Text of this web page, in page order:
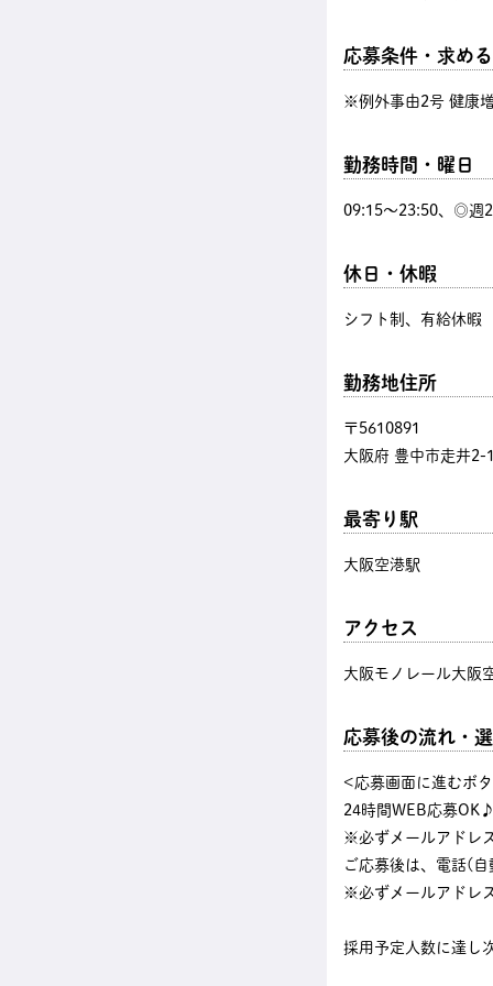
応募条件・求め
※例外事由2号 健康
勤務時間・曜日
09:15〜23:50、◎週
休日・休暇
シフト制、有給休暇
勤務地住所
〒5610891
大阪府 豊中市走井2-
最寄り駅
大阪空港駅
アクセス
大阪モノレール大阪
応募後の流れ・
<応募画面に進むボ
24時間WEB応募
※必ずメールアドレ
ご応募後は、電話(
※必ずメールアドレ
採用予定人数に達し